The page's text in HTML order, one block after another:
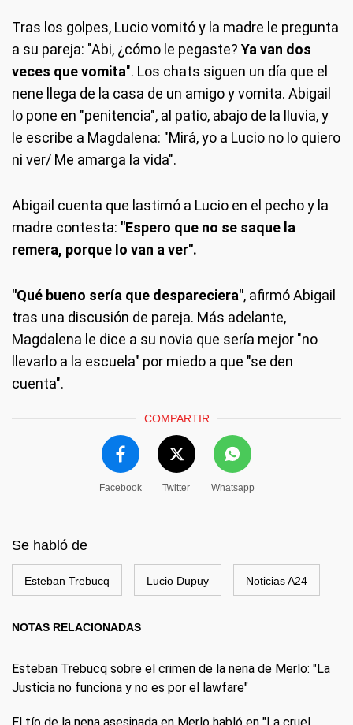
Tras los golpes, Lucio vomitó y la madre le pregunta
a su pareja: "Abi, ¿cómo le pegaste? Ya van dos
veces que vomita". Los chats siguen un día que el
nene llega de la casa de un amigo y vomita. Abigail
lo pone en "penitencia", al patio, abajo de la lluvia, y
le escribe a Magdalena: "Mirá, yo a Lucio no lo quiero
ni ver/ Me amarga la vida".
Abigail cuenta que lastimó a Lucio en el pecho y la
madre contesta: "Espero que no se saque la
remera, porque lo van a ver".
"Qué bueno sería que despareciera", afirmó Abigail
tras una discusión de pareja. Más adelante,
Magdalena le dice a su novia que sería mejor "no
llevarlo a la escuela" por miedo a que "se den
cuenta".
COMPARTIR
Facebook Twitter Whatsapp
Se habló de
Esteban Trebucq Lucio Dupuy Noticias A24
NOTAS RELACIONADAS
Esteban Trebucq sobre el crimen de la nena de Merlo: "La
Justicia no funciona y no es por el lawfare"